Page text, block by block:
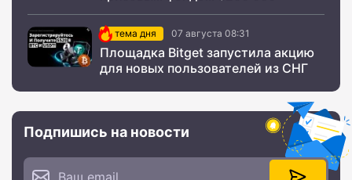
тема дня 07 августа 08:31
Площадка Bitget запустила акцию
для новых пользователей из СНГ
Подпишись на новости